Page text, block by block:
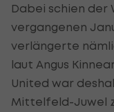
Dabei schien der
vergangenen
verlängerte
laut Angus
United war
Mittelfeld-Juwel